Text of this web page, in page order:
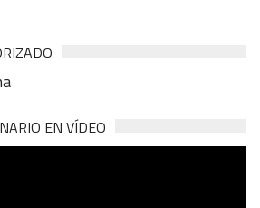
EN VÍDEO